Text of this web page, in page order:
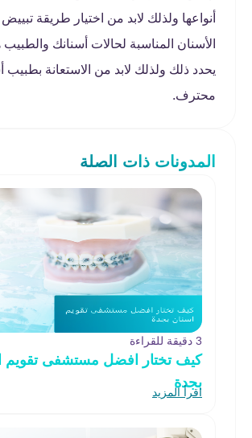
أنواعها ولذلك لابد من اختيار طريقة تبييض
الأسنان المناسبة لحالات أسنانك
يحدد ذلك ولذلك لابد من الاستعانة بطبيب
محترف.
المدونات ذات الصلة
3 دقيقة للقراءة
كيف تختار افضل مستشفى تقويم
بجدة
اقرأ المزيد